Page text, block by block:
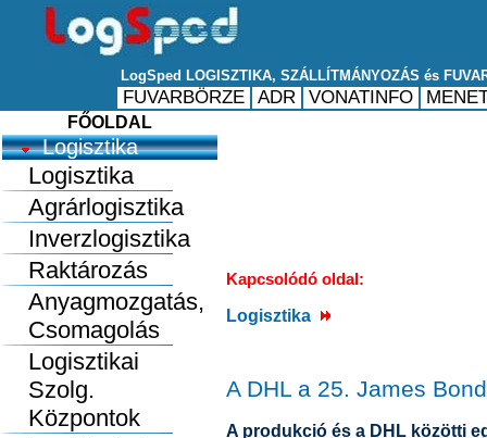
FŐOLDAL
Logisztika
Logisztika
Agrárlogisztika
Inverzlogisztika
Raktározás
Anyagmozgatás,
Csomagolás
Logisztikai
Szolg.
Központok
Kapcsolódó oldal:
Logisztika
A DHL a 25. James
A produkció és a DHL közötti